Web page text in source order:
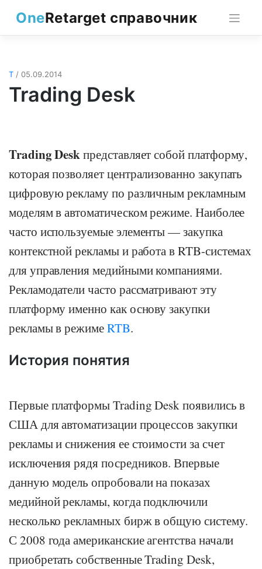
contentOneRetarget справочник
T / 05.09.2014
Trading Desk
Trading Deskпредставляет собой платформу,
которая позволяет централизованно закупать
цифровую рекламу по различным рекламным
моделям в автоматическом режиме. Наиболее
часто используемые элементы — закупка
контекстной рекламы и работа в RTB-системах
для управления медийными компаниями.
Рекламодатели часто рассматривают эту
платформу именно как основу закупки
рекламы в режимеRTB.
История понятия
Первые платформы Trading Desk появились в
США для автоматизации процессов закупки
рекламы и снижения ее стоимости за счет
исключения рядя посредников. Впервые
данную модель опробовали на показах
медийной рекламы, когда подключили
несколько рекламных бирж в общую систему.
С 2008 года американские агентства начали
приобретать собственные Trading Desk,